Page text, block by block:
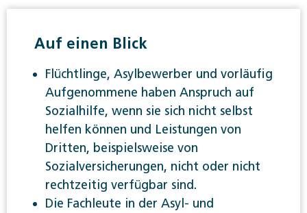
Auf einen Blick
Flüchtlinge, Asylbewerber und vorläufig
Aufgenommene haben Anspruch auf
Sozialhilfe, wenn sie sich nicht selbst
helfen können und Leistungen von
Dritten, beispielsweise von
Sozialversicherungen, nicht oder nicht
rechtzeitig verfügbar sind.
Die Fachleute in der Asyl- und